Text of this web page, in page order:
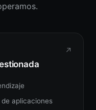
↗
aplicaciones